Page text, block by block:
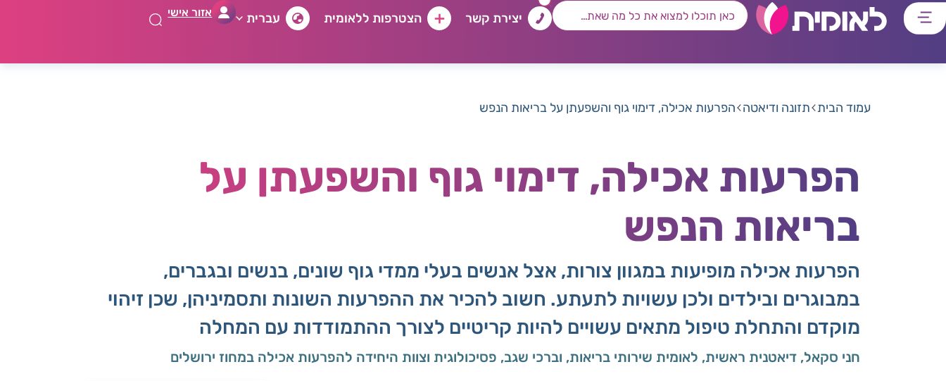
דלג
דלג
דלג
דלג
יצירת קשר הצטרפות ללאומית עברית אזור אישי
עמוד הבית תזונה ודיאטה הפרעות אכילה, דימוי גוף והשפעתן על בריאות הנפש
הפרעות אכילה, דימוי גוף והשפעתן על
בריאות הנפש
הפרעות אכילה מופיעות במגוון צורות, אצל אנשים בעלי ממדי גוף שונים, בנשים ובגברים,
במבוגרים ובילדים ולכן עשויות לתעתע. חשוב להכיר את ההפרעות השונות ותסמיניהן, שכן זיהוי
מוקדם והתחלת טיפול מתאים עשויים להיות קריטיים לצורך ההתמודדות עם המחלה
חני סקאל, דיאטנית ראשית, לאומית שירותי בריאות, וברכי שגב, פסיכולוגית וצוות היחידה להפרעות אכילה במחוז ירושלים